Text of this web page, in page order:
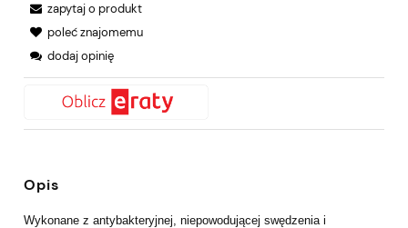
zapytaj o produkt
poleć znajomemu
dodaj opinię
Opis
Wykonane z antybakteryjnej, niepowodującej swędzenia i